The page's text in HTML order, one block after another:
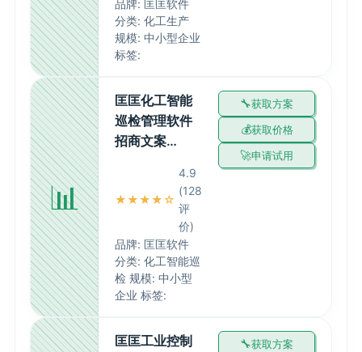
品牌: 匡匡软件
分类: 化工生产
规模: 中小型企业
标签:
📊
匡匡化工智能
巡检管理软件
招商文案…
★★★★☆
4.9
(128
评
价)
品牌: 匡匡软件
分类: 化工智能巡
检 规模: 中小型
企业 标签:
获取方案
获取价格
申请试用
匡匡工业控制
获取方案